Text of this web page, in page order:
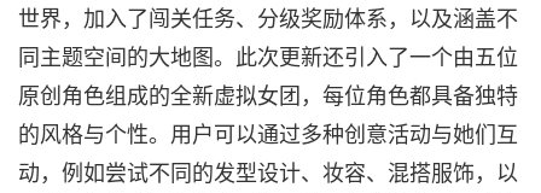
世界，加入了闯关任务、分级奖励体系，以及涵盖不
同主题空间的大地图。此次更新还引入了一个由五位
原创角色组成的全新虚拟女团，每位角色都具备独特
的风格与个性。用户可以通过多种创意活动与她们互
动，例如尝试不同的发型设计、妆容、混搭服饰，以